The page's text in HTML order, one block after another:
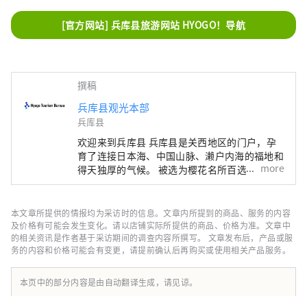
[官方网站] 兵库县旅游网站 HYOGO！导航
撰稿
兵库县观光本部
兵库县
欢迎来到兵库县 兵库县是关西地区的门户，孕
育了连接日本海、中国山脉、濑户内海的福地和
得天独厚的气候。 被选为樱花名所百选之一的
世界遗产姬路城、六甲山的全景夜景等，有许多
牛”是但马牛的代名词，是日本顶级牛肉之一，
而清酒米“兵库山田锦”则是让您舌头惊喜的宝
石。 有马温泉是著名的温泉，城崎温泉曾出现
在许多文学作品中。在大自然的包围下，您可以
放松身心。 淡路岛鸣门漩涡的雷鸣声、夏季各
地举办的烟火大会的动感声音等，您可以听到令
more
本文章所提供的情报均为采访时的信息。文章内所提到的商品、服务的内容
及价格有可能会发生变化。请以店铺实际所提供的商品、价格为准。文章中
的相关资讯是作者基于采访期间的调查内容所撰写。 文章发布后，产品或服
务的内容和价格可能会有变更，请提前确认后再购买或使用相关产品服务。
本页中的部分内容是由自动翻译生成，请见谅。